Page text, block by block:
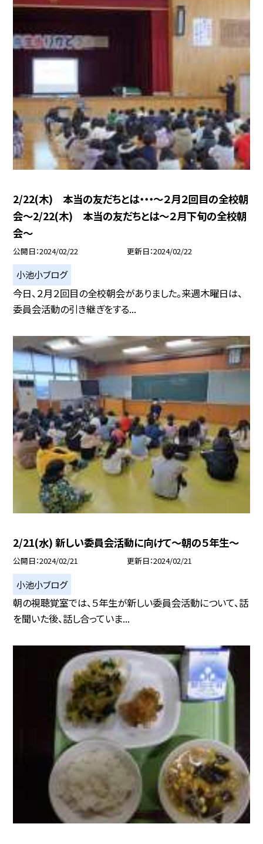
2/22(木) 本当の友だちとは・・・〜２月２回目の全校朝
会〜2/22(木) 本当の友だちとは〜２月下旬の全校朝
会〜
公開日 2024/02/22 更新日 2024/02/22
小池小ブログ
今日、２月２回目の全校朝会がありました。来週木曜日は、
委員会活動の引き継ぎをする...
2/21(水) 新しい委員会活動に向けて〜朝の５年生〜
公開日 2024/02/21 更新日 2024/02/21
小池小ブログ
朝の視聴覚室では、５年生が新しい委員会活動について、話
を聞いた後、話し合っていま...